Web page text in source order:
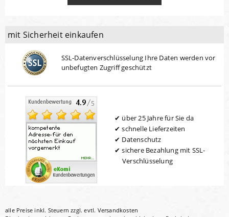
mit Sicherheit einkaufen
SSL-Datenverschlüsselung Ihre Daten werden vor
unbefugten Zugriff geschützt
über 25 Jahre für Sie da
schnelle Lieferzeiten
Datenschutz
sichere Bezahlung mit SSL-
Verschlüsselung
alle Preise inkl. Steuern zzgl. evtl. Versandkosten